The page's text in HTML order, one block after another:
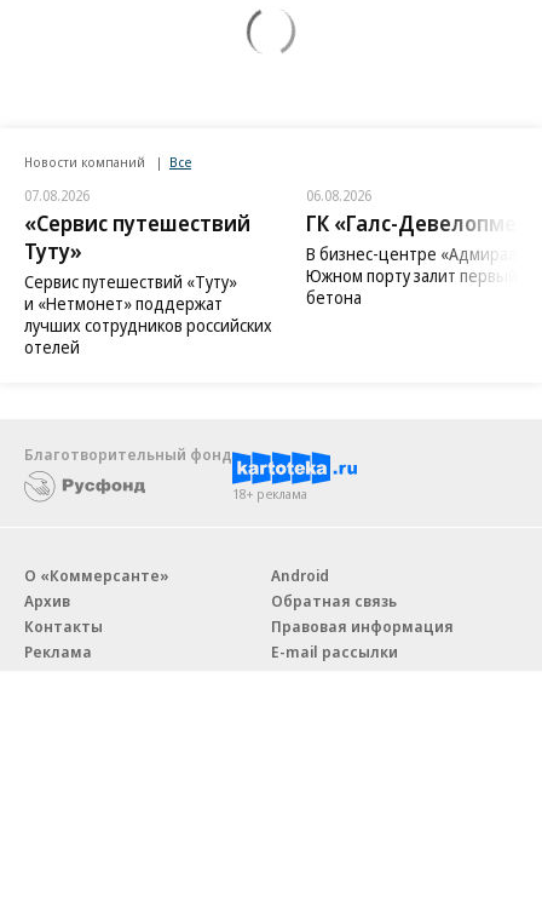
Новости компаний Все
07.08.2026
«Сервис путешествий
Туту»
Сервис путешествий «Туту»
и «Нетмонет» поддержат
лучших сотрудников российских
отелей
06.08.2026
ГК «Галс-
В бизнес-центре «Адмирал» в
Южном порту залит первый
бетона
Благотворительный фонд
18+ реклама
О «Коммерсанте»
Архив
Контакты
Реклама
Android
Обратная связь
Правовая информация
E-mail рассылки